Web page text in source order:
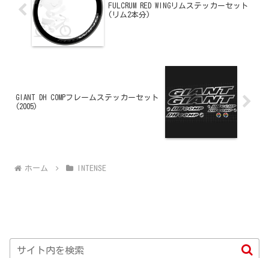
FULCRUM RED WINGリムステッカーセット
(リム2本分)
GIANT DH COMPフレームステッカーセット
(2005)
ホーム INTENSE